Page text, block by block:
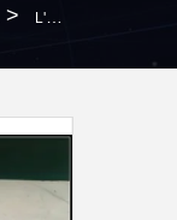
> L'OEM Silenzioso Della Puleggia Di Rinvio Del Tenditore Della Cinghia Di Sincronizzazione 24317-42020 Gradua Il Cuscinetto Secondo La Misura Automobilistico